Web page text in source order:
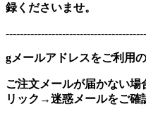
録くださいませ。
----------------------------------------
gメールアドレスをご利用
ご注文メールが届かない場
リック→迷惑メールをご確